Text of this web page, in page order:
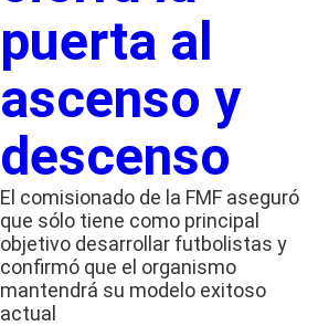
puerta al
ascenso y
descenso
El comisionado de la FMF aseguró
que sólo tiene como principal
objetivo desarrollar futbolistas y
confirmó que el organismo
mantendrá su modelo exitoso
actual